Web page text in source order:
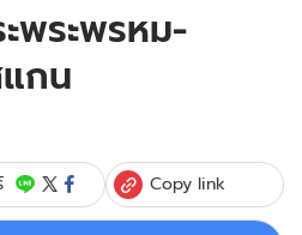
พระพรหม-
กน
Copy link